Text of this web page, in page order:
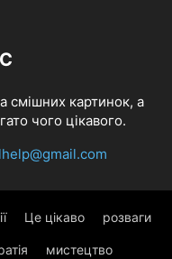
смішних картинок, а
чого цікавого.
Це цікаво розваги
мистецтво